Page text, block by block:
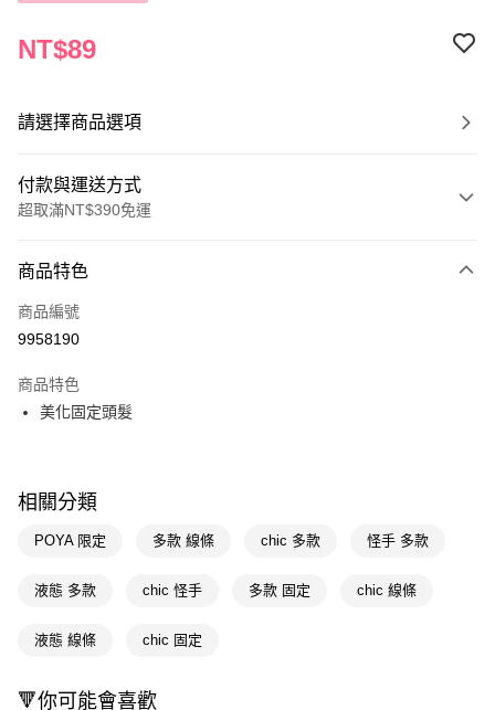
NT$89
請選擇商品選項
付款與運送方式
超取滿NT$390免運
POYA支付
信用卡一次付款
LINE Pay
街口支付
相關說明
便利好安心！
商品特色
商品編號
9958190
商品特色
美化固定頭髮
相關分類
POYA 限定 多款 線條 chic 多款 怪手 多款
液態 多款 chic 怪手 多款 固定 chic 線條
液態 線條 chic 固定
🔻你可能會喜歡